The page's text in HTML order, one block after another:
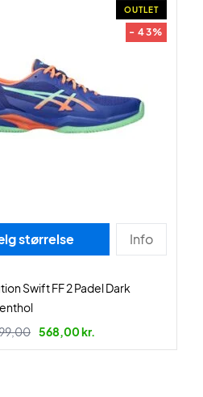
OUTLET
- 43%
Vælg størrelse Info
Swift FF 2 Padel Dark
568,00 kr.